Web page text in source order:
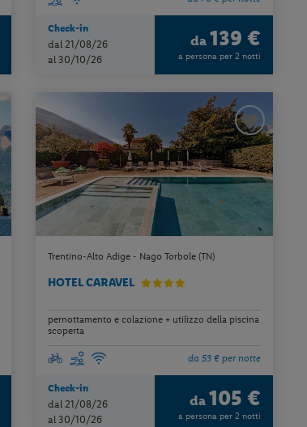
Check-in
dal 21/08/26
al 30/10/26
da 139 €
a persona per 2 notti
Trentino-Alto Adige - Nago Torbole (TN)
HOTEL CARAVEL
pernottamento e colazione + utilizzo della piscina
scoperta
da 53 € per notte
Check-in
dal 21/08/26
al 30/10/26
da 105 €
a persona per 2 notti